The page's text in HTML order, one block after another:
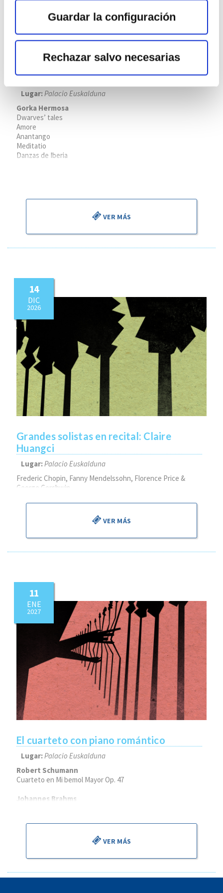
Guardar la configuración
Rechazar salvo necesarias
Souvenir de Florence
Lugar: Palacio Euskalduna
Gorka Hermosa
Dwarves’ tales
Amore
Anantango
Meditatio
Danzas de Iberia
VER MÁS
14
DIC
2026
Grandes solistas en recital: Claire
Huangci
Lugar:Palacio Euskalduna
Frederic Chopin, Fanny Mendelssohn, Florence Price &
George Gershwin
VER MÁS
11
ENE
2027
El cuarteto con piano romántico
Lugar:Palacio Euskalduna
Robert Schumann
Cuarteto en Mi bemol Mayor Op. 47
Johannes Brahms
VER MÁS